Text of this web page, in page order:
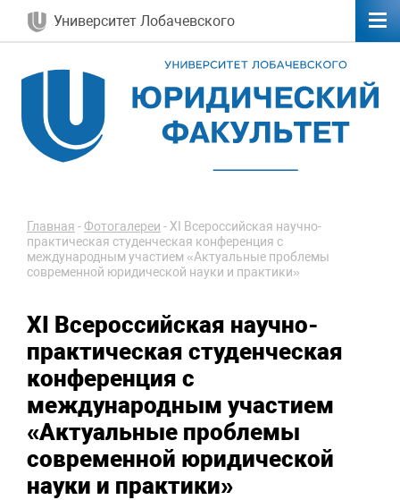
Университет Лобачевского
Главная -Фотогалереи - XI Всероссийская научно-
практическая студенческая конференция с
международным участием «Актуальные проблемы
современной юридической науки и практики»
XI Всероссийская научно-
практическая студенческая
конференция с
международным участием
«Актуальные проблемы
современной юридической
науки и практики»